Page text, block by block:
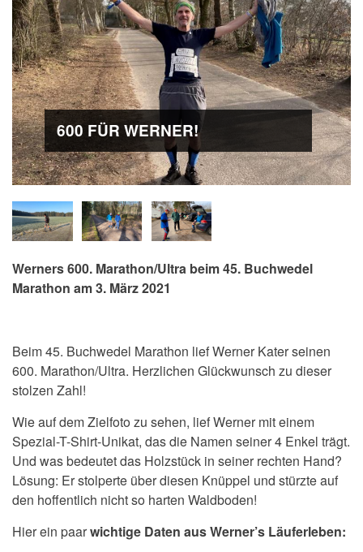
600 FÜR WERNER!
Werners 600. Marathon/Ultra beim 45. Buchwedel
Marathon am 3. März 2021
Beim 45. Buchwedel Marathon lief Werner Kater seinen
600. Marathon/Ultra. Herzlichen Glückwunsch zu dieser
stolzen Zahl!
Wie auf dem Zielfoto zu sehen, lief Werner mit einem
Spezial-T-Shirt-Unikat, das die Namen seiner 4 Enkel trägt.
Und was bedeutet das Holzstück in seiner rechten Hand?
Lösung: Er stolperte über diesen Knüppel und stürzte auf
den hoffentlich nicht so harten Waldboden!
Hier ein paarwichtige Daten aus Werner’s Läuferleben: